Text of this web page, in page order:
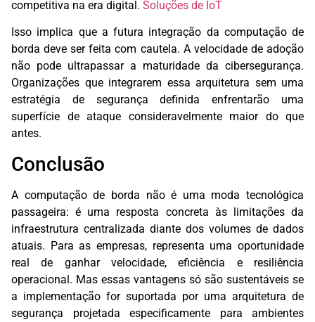
competitiva na era digital. Soluções de IoT
Isso implica que a futura integração da computação de
borda deve ser feita com cautela. A velocidade de adoção
não pode ultrapassar a maturidade da cibersegurança.
Organizações que integrarem essa arquitetura sem uma
estratégia de segurança definida enfrentarão uma
superfície de ataque consideravelmente maior do que
antes.
Conclusão
A computação de borda não é uma moda tecnológica
passageira: é uma resposta concreta às limitações da
infraestrutura centralizada diante dos volumes de dados
atuais. Para as empresas, representa uma oportunidade
real de ganhar velocidade, eficiência e resiliência
operacional. Mas essas vantagens só são sustentáveis ​​se
a implementação for suportada por uma arquitetura de
segurança projetada especificamente para ambientes